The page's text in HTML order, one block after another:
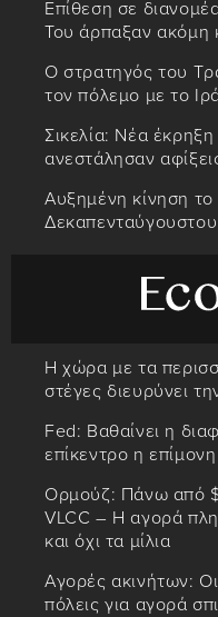
Επίθεση σε
Του άρπαξαν ακόμη
Ο στρατηγός του
τον πόλεμο με το
Σικελία: Νέα
ανεστάλησαν
Αυξημένη κίνηση το
Η χώρα με τα
στέγες διευρύνει
Fed: Βαθαίνει η
επίκεντρο η
Ορμούζ: Πάνω από
VLCC – Η αγορά
και όχι τα μίλια
Αγορές ακινήτων:
πόλεις για αγορά